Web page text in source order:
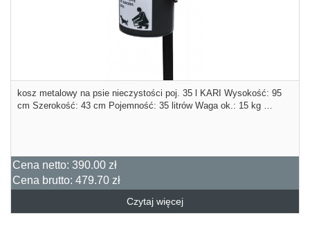
kosz metalowy na psie nieczystości poj. 35 l KARI Wysokość: 95
cm Szerokość: 43 cm Pojemność: 35 litrów Waga ok.: 15 kg …
Cena netto: 390.00 zł
Cena brutto: 479.70 zł
Czytaj więcej